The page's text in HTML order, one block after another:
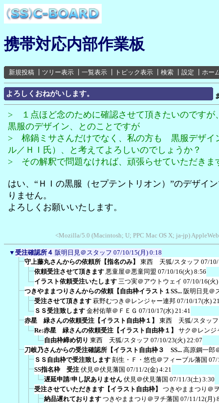
携帯対応内部作業板
新規投稿 ツリー表示 一覧表示 トピック表示 検索 設定 ホー
よろしくおねがいします。
> １点ほど念のために確認させて頂きたいのですが
黒服のデザイン、とのことですが
> 棉鍋ミサさんだけでなく、私の方も 黒服デザイ
ル／ＨＩ氏）、と考えてよろしいのでしょうか？
> その解釈で問題なければ、頑張らせていただきま
はい、“ＨＩの黒服（セプテントリオン）”のデザイ
りません。
よろしくお願いいたします。
<Mozilla/5.0 (Macintosh; U; PPC Mac OS X; ja-jp)
▼ 受注確認所４ 阪明日見＠スタッフ 07/10/15(月) 0:18
守上藤丸さんからの依頼所【指名のみ】
東西 天狐/スタッフ 07/
依頼受注させて頂きます 悪童屋＠悪童同盟 07/10/16(火) 8:56
イラスト依頼受注いたします 三つ実＠アウトウェイ 07/10/16(火
つきやままつりさんからの依頼【自由枠イラスト１SS... 阪明日見＠
受注させて頂きます 萩野むつき＠レンジャー連邦 07/10/17(水)
ＳＳ受注致します 金村佑華＠ＦＥＧ 07/10/17(水) 21:41
赤星 緑さんの依頼受注【イラスト自由枠１】
東西 天狐/スタッフ
Re:赤星 緑さんの依頼受注【イラスト自由枠１】
サク＠レンジ
自由枠締め切り 東西 天狐/スタッフ 07/10/23(火) 22:07
刀岐乃さんからの受注確認所【イラスト自由枠３ SS... 高原鋼一郎
ＳＳ自由枠で受注致します 刻生・Ｆ・悠也＠フィーブル藩国 07/
SS指名枠 受注 伏見＠伏見藩国 07/11/2(金) 4:21
遅延申請/申し訳ありません 伏見＠伏見藩国 07/11/3(土) 3:30
受注させていただきます【イラスト自由枠】
つきやままつり＠
納品遅れております つきやままつり＠ヲチ藩国 07/11/12(月)